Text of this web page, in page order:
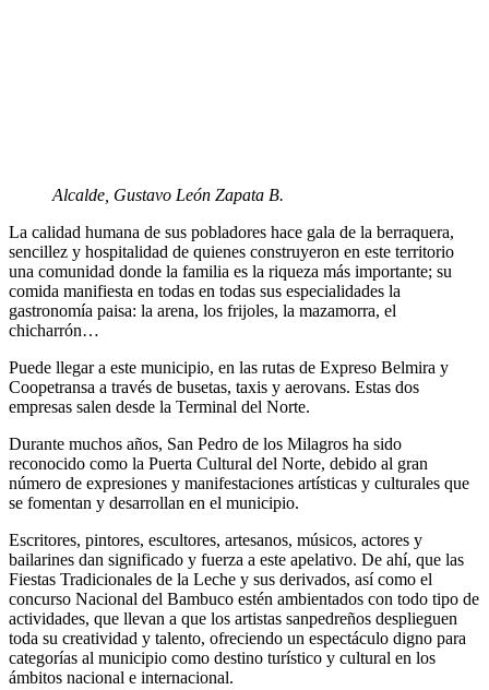
Alcalde, Gustavo León Zapata B.
La calidad humana de sus pobladores hace gala de la berraquera,
sencillez y hospitalidad de quienes construyeron en este territorio
una comunidad donde la familia es la riqueza más importante; su
comida manifiesta en todas en todas sus especialidades la
gastronomía paisa: la arena, los frijoles, la mazamorra, el
chicharrón…
Puede llegar a este municipio, en las rutas de Expreso Belmira y
Coopetransa a través de busetas, taxis y aerovans. Estas dos
empresas salen desde la Terminal del Norte.
Durante muchos años, San Pedro de los Milagros ha sido
reconocido como la Puerta Cultural del Norte, debido al gran
número de expresiones y manifestaciones artísticas y culturales que
se fomentan y desarrollan en el municipio.
Escritores, pintores, escultores, artesanos, músicos, actores y
bailarines dan significado y fuerza a este apelativo. De ahí, que las
Fiestas Tradicionales de la Leche y sus derivados, así como el
concurso Nacional del Bambuco estén ambientados con todo tipo de
actividades, que llevan a que los artistas sanpedreños desplieguen
toda su creatividad y talento, ofreciendo un espectáculo digno para
categorías al municipio como destino turístico y cultural en los
ámbitos nacional e internacional.